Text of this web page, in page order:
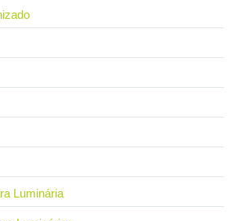
Luminária